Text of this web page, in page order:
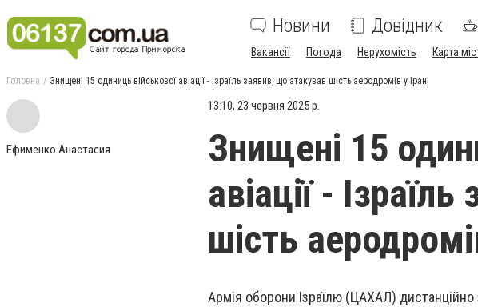
Новини Довідник
Вакансії Погода Нерухомість Карта
Головна Знищені 15 одиниць військової авіації - Ізраїль заявив, що атакував шість аеродромів у Ірані
Ефименко Анастасия
13:10, 23 червня 2025 р.
Знищені 15
авіації -
шість
Армія оборони Ізраїлю (ЦАХАЛ)